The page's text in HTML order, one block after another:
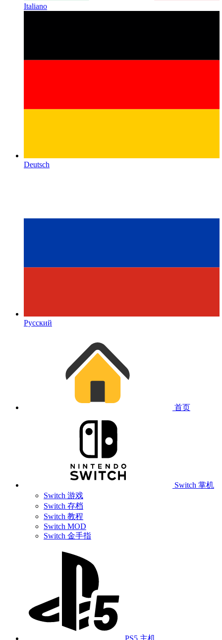
Italiano
Deutsch
Русский
首页
Switch 掌机
Switch 游戏
Switch 存档
Switch 教程
Switch MOD
Switch 金手指